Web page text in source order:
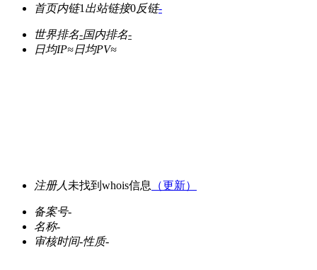
首页内链1 出站链接0反链-
世界排名-国内排名-
日均IP≈日均PV≈
注册人 未找到whois信息 （更新）
备案号-
名称-
审核时间-性质-